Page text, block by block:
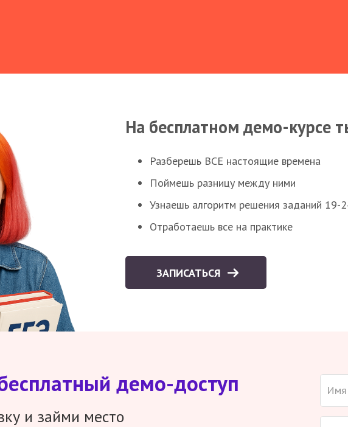
На бесплатном демо-курсе
Разберешь ВСЕ настоящие времена
Поймешь разницу между ними
Узнаешь алгоритм решения заданий 19-
Отработаешь все на практике
ЗАПИСАТЬСЯ
демо-доступ
и займи место